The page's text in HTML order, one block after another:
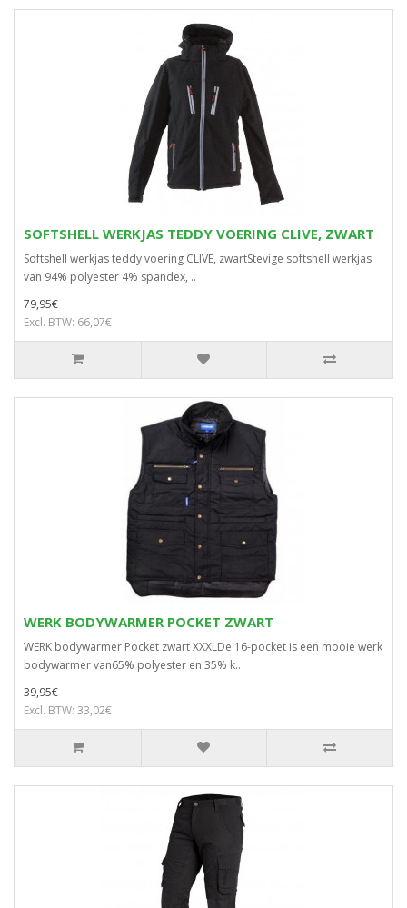
SOFTSHELL WERKJAS TEDDY VOERING CLIVE, ZWART
Softshell werkjas teddy voering CLIVE, zwartStevige softshell werkjas
van 94% polyester 4% spandex, ..
79,95€
Excl. BTW: 66,07€
WERK BODYWARMER POCKET ZWART
WERK bodywarmer Pocket zwart XXXLDe 16-pocket is een mooie werk
bodywarmer van65% polyester en 35% k..
39,95€
Excl. BTW: 33,02€